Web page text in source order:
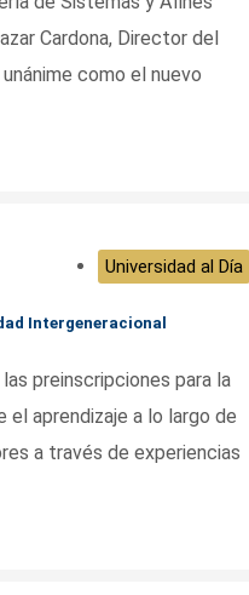
Cardona, Director del
como el nuevo
Universidad al Día
Intergeneracional
preinscripciones para la
el aprendizaje a lo largo de
a través de experiencias